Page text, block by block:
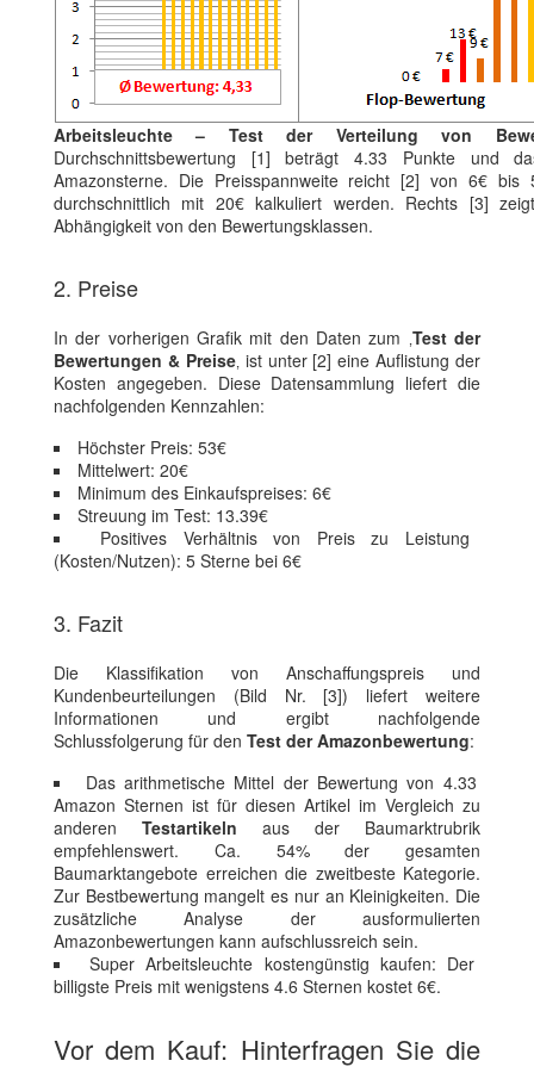
Arbeitsleuchte – Test der Verteilung von
Durchschnittsbewertung [1] beträgt 4.33 Punkte und
Amazonsterne. Die Preisspannweite reicht [2] von 6€ bis
durchschnittlich mit 20€ kalkuliert werden. Rechts [3]
Abhängigkeit von den Bewertungsklassen.
2. Preise
In der vorherigen Grafik mit den Daten zum ‚Test der
Bewertungen & Preise‚ ist unter [2] eine Auflistung der
Kosten angegeben. Diese Datensammlung liefert die
nachfolgenden Kennzahlen:
Höchster Preis: 53€
Mittelwert: 20€
Minimum des Einkaufspreises: 6€
Streuung im Test: 13.39€
Positives Verhältnis von Preis zu Leistung
(Kosten/Nutzen): 5 Sterne bei 6€
3. Fazit
Die Klassifikation von Anschaffungspreis und
Kundenbeurteilungen (Bild Nr. [3]) liefert weitere
Informationen und ergibt nachfolgende
Schlussfolgerung für den Test der Amazonbewertung:
Das arithmetische Mittel der Bewertung von 4.33
Amazon Sternen ist für diesen Artikel im Vergleich zu
anderen Testartikeln aus der Baumarktrubrik
empfehlenswert. Ca. 54% der gesamten
Baumarktangebote erreichen die zweitbeste Kategorie.
Zur Bestbewertung mangelt es nur an Kleinigkeiten. Die
zusätzliche Analyse der ausformulierten
Amazonbewertungen kann aufschlussreich sein.
Super Arbeitsleuchte kostengünstig kaufen: Der
billigste Preis mit wenigstens 4.6 Sternen kostet 6€.
Vor dem Kauf: Hinterfragen Sie die